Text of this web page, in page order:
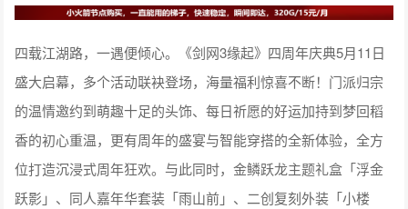
四载江湖路，一遇便倾心。《剑网3缘起》四周年庆典5月11日
盛大启幕，多个活动联袂登场，海量福利惊喜不断！门派归宗
的温情邀约到萌趣十足的头饰、每日祈愿的好运加持到梦回稻
香的初心重温，更有周年的盛宴与智能穿搭的全新体验，全方
位打造沉浸式周年狂欢。与此同时，金鳞跃龙主题礼盒「浮金
跃影」、同人嘉年华套装「雨山前」、二创复刻外装「小楼